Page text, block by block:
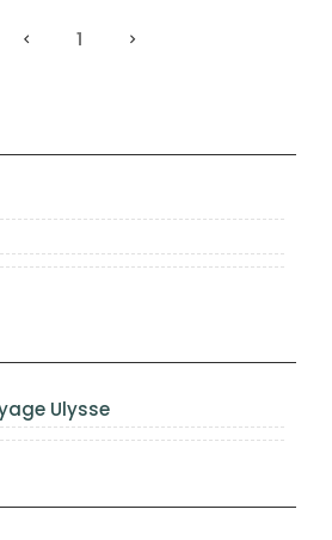
Ulysse
1